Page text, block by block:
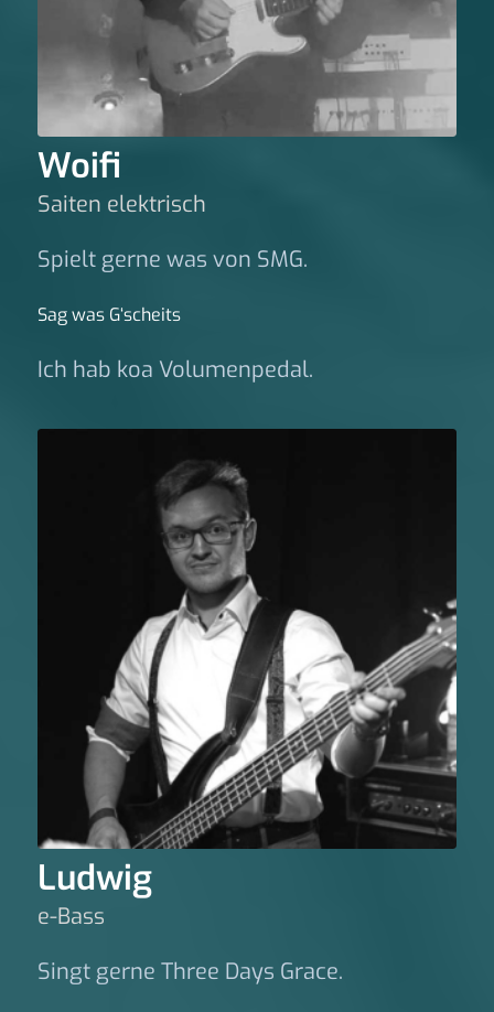
Woifi
Saiten elektrisch
Spielt gerne was von SMG.
Sag was G‘scheits
Ich hab koa Volumenpedal.
Ludwig
e-Bass
Singt gerne Three Days Grace.